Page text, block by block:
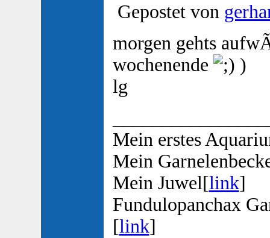
Gepostet von
morgen gehts
wochenende
)
lg
Mein erstes
Mein
Mein Juwel[link]
Fundulopanchax
[link]